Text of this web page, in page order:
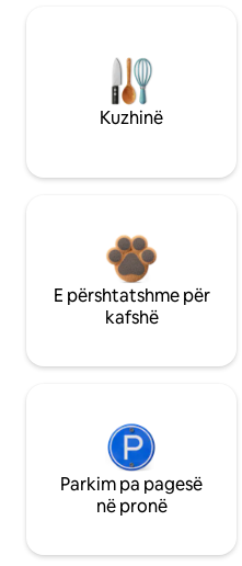
Kuzhinë
E përshtatshme për
kafshë
Parkim pa pagesë
në pronë